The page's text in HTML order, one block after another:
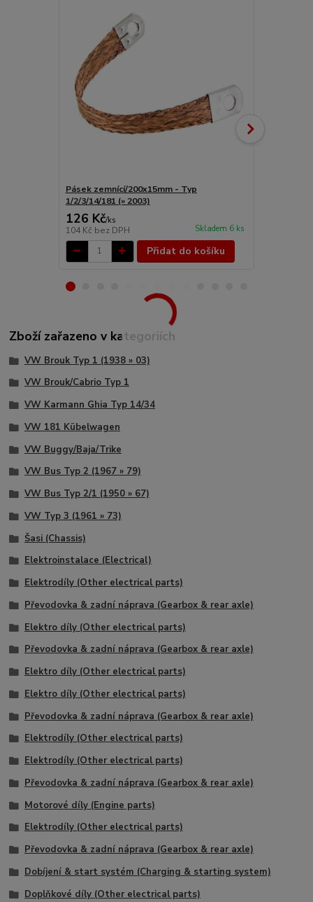
Pásek zemnící/200x15mm - Typ
1/2/3/14/181 (» 2003)
126 Kč/ks
104 Kč bez DPH Skladem 6 ks
Přidat do košíku
Zboží zařazeno v kategoriích
VW Brouk Typ 1 (1938 » 03)
VW Brouk/Cabrio Typ 1
VW Karmann Ghia Typ 14/34
VW 181 Kübelwagen
VW Buggy/Baja/Trike
VW Bus Typ 2 (1967 » 79)
VW Bus Typ 2/1 (1950 » 67)
VW Typ 3 (1961 » 73)
Šasi (Chassis)
Elektroinstalace (Electrical)
Elektrodíly (Other electrical parts)
Převodovka & zadní náprava (Gearbox & rear axle)
Elektro díly (Other electrical parts)
Převodovka & zadní náprava (Gearbox & rear axle)
Elektro díly (Other electrical parts)
Elektro díly (Other electrical parts)
Převodovka & zadní náprava (Gearbox & rear axle)
Elektrodíly (Other electrical parts)
Elektrodíly (Other electrical parts)
Převodovka & zadní náprava (Gearbox & rear axle)
Motorové díly (Engine parts)
Elektrodíly (Other electrical parts)
Převodovka & zadní náprava (Gearbox & rear axle)
Dobíjení & start systém (Charging & starting system)
Doplňkové díly (Other electrical parts)